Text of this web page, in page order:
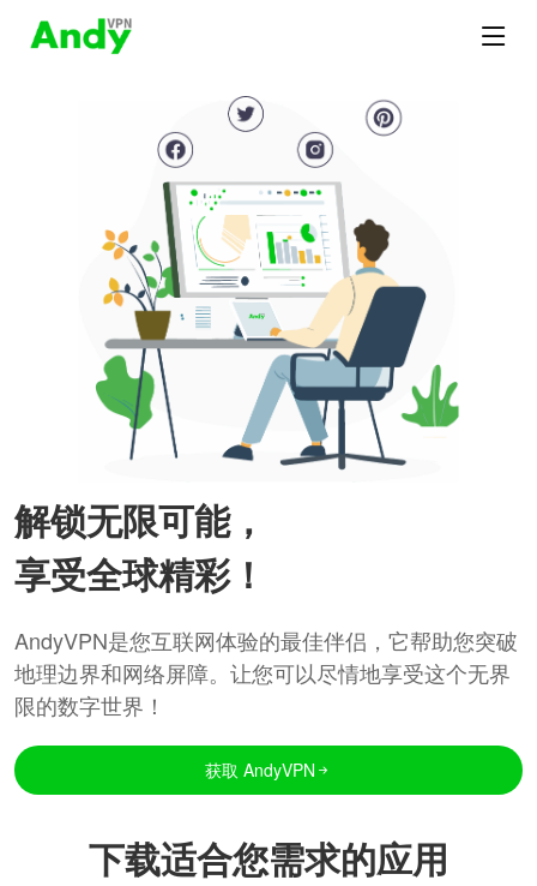
解锁无限可能，
享受全球精彩！
AndyVPN是您互联网体验的最佳伴侣，它帮助您突破
地理边界和网络屏障。让您可以尽情地享受这个无界
限的数字世界！
获取 AndyVPN
下载适合您需求的应用